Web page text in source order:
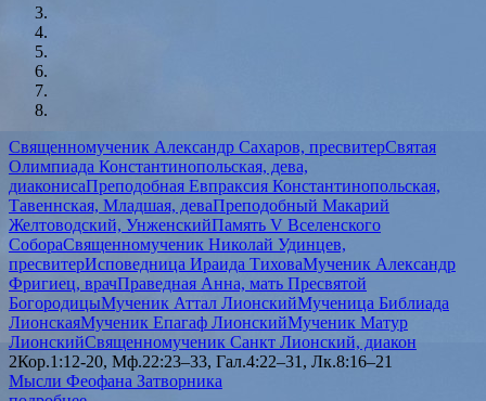
Священномученик Александр Сахаров, пресвитерСвятая
Олимпиада Константинопольская, дева,
диаконисаПреподобная Евпраксия Константинопольская,
Тавеннская, Младшая, деваПреподобный Макарий
Желтоводский, УнженскийПамять V Вселенского
СобораСвященномученик Николай Удинцев,
пресвитерИсповедница Ираида ТиховаМученик Александр
Фригиец, врачПраведная Анна, мать Пресвятой
БогородицыМученик Аттал ЛионскийМученица Библиада
ЛионскаяМученик Епагаф ЛионскийМученик Матур
ЛионскийСвященномученик Санкт Лионский, диакон
2Кор.1:12-20, Мф.22:23–33, Гал.4:22–31, Лк.8:16–21
Мысли Феофана Затворника